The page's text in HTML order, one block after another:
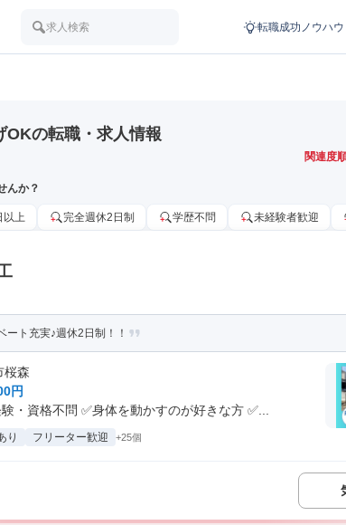
求人検索 転職成功ノウハウ
OKの転職・求人情報
関連度
んか？
以上 完全週休2日制 学歴不問 未経験者歓迎
ート充実♪週休2日制！！
桜森
円
・資格不問 ✅身体を動かすのが好きな方 ✅...
り フリーター歓迎 +25個